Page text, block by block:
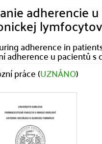
adherencie
adherence in
adherence u pacientů
práce (UZNÁNO)